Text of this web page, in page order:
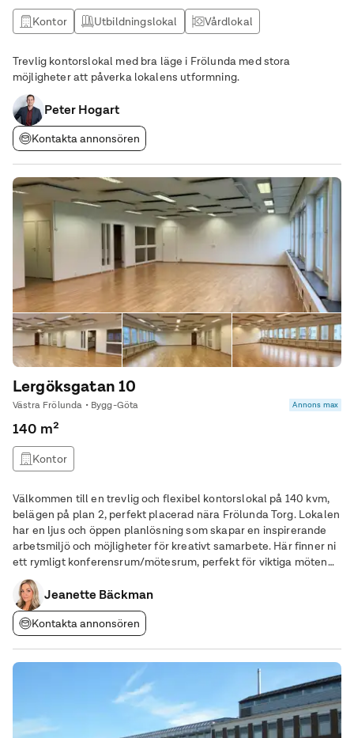
Kontor Utbildningslokal Vårdlokal
Trevlig kontorslokal med bra läge i Frölunda med stora
möjligheter att påverka lokalens utformning.
Peter Hogart
Kontakta annonsören
Lergöksgatan 10
Västra Frölunda • Bygg-Göta Annons max
140 m²
Kontor
Välkommen till en trevlig och flexibel kontorslokal på 140 kvm,
belägen på plan 2, perfekt placerad nära Frölunda Torg. Lokalen
har en ljus och öppen planlösning som skapar en inspirerande
arbetsmiljö och möjligheter för kreativt samarbete. Här finner ni
ett rymligt konferensrum/mötesrum, perfekt för viktiga möten
eller presentationssituationer, samt en separat avhängningsyta
tillsammans med två
Jeanette Bäckman
Kontakta annonsören